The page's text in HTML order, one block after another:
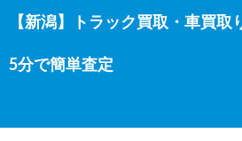
【新潟】トラック買取・車買取
5分で簡単査定
ン
テ
へ